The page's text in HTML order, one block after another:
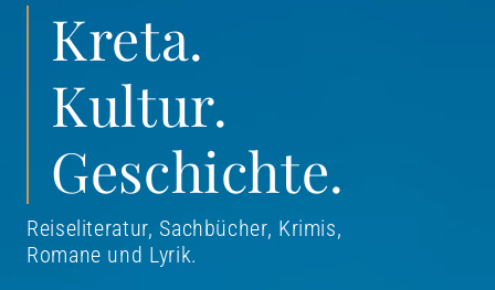
Kreta.
Kultur.
Geschichte.
Reiseliteratur, Sachbücher, Krimis,
Romane und Lyrik.